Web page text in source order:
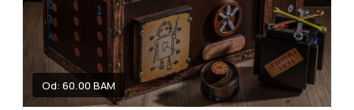
Od: 60.00 BAM